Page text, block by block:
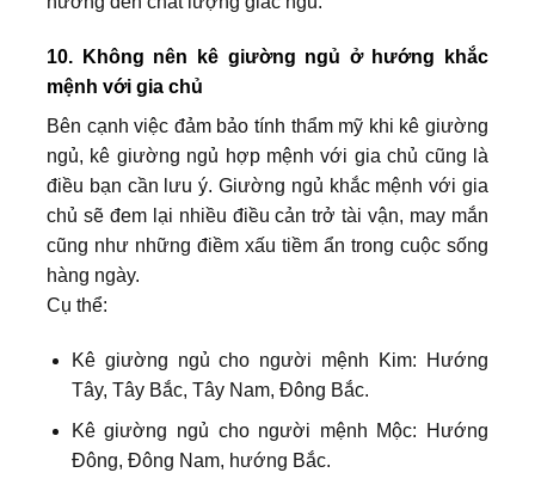
10. Không nên kê giường ngủ ở hướng khắc
mệnh với gia chủ
Bên cạnh việc đảm bảo tính thẩm mỹ khi kê giường
ngủ, kê giường ngủ hợp mệnh với gia chủ cũng là
điều bạn cần lưu ý. Giường ngủ khắc mệnh với gia
chủ sẽ đem lại nhiều điều cản trở tài vận, may mắn
cũng như những điềm xấu tiềm ẩn trong cuộc sống
hàng ngày.
Cụ thể:
Kê giường ngủ cho người mệnh Kim: Hướng
Tây, Tây Bắc, Tây Nam, Đông Bắc.
Kê giường ngủ cho người mệnh Mộc: Hướng
Đông, Đông Nam, hướng Bắc.